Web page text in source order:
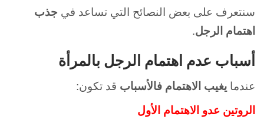
سنتعرف على بعض النصائح التي تساعد في جذب
اهتمام الرجل.
أسباب عدم اهتمام الرجل بالمرأة
عندما يغيب الاهتمام فالأسباب قد تكون:
الروتين عدو الاهتمام الأول